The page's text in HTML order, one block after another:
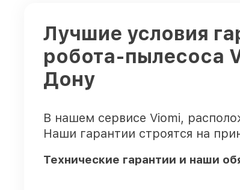
Лучшие условия
робота-пылесоса
Дону
В нашем сервисе Viomi,
Наши гарантии строятся на
Технические гарантии и наши